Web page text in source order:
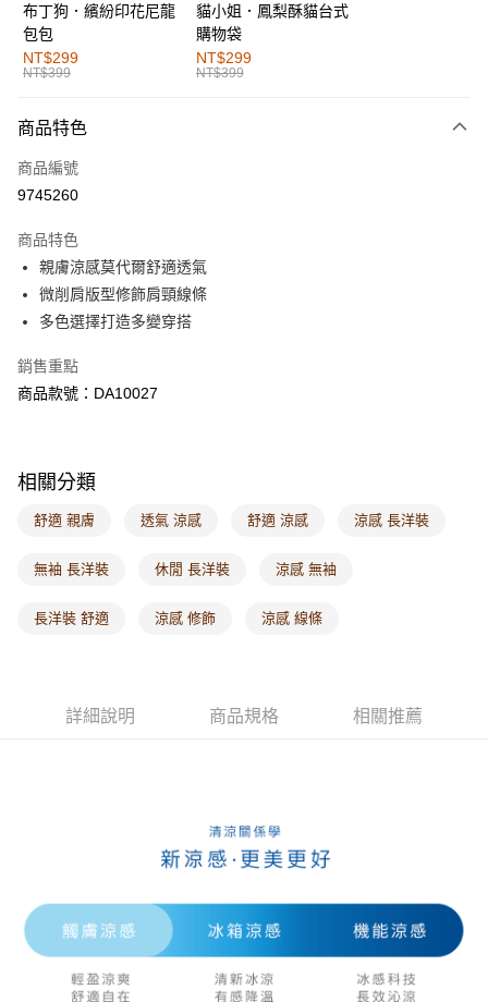
運送方式
全家取貨付款
每筆NT$60，滿NT$1,000(含以上)免運費
付款後全家取貨
萊爾富取貨付款
付款後萊爾富取貨
每筆NT$60，滿NT$1,000(含以上)免運費
7-11取貨付款
每筆NT$60，滿NT$1,000(含以上)免運費
付款後7-11取貨
每筆NT$120，滿NT$1,000(含以上)免運費
每筆NT$60，滿NT$1,000(含以上)免運費
布丁狗．繽紛印花尼龍
包包
NT$299
NT$399
貓小姐．鳳梨酥貓台式
購物袋
NT$299
NT$399
商品特色
商品編號
9745260
商品特色
親膚涼感莫代爾舒適透氣
微削肩版型修飾肩頸線條
多色選擇打造多變穿搭
銷售重點
商品款號：DA10027
相關分類
舒適 親膚 透氣 涼感 舒適 涼感 涼感 長洋裝
無袖 長洋裝 休閒 長洋裝 涼感 無袖
長洋裝 舒適 涼感 修飾 涼感 線條
詳細說明 商品規格 相關推薦